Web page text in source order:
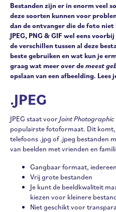
Bestanden zijn er in enorm veel
deze soorten kunnen voor
dan de ontvanger die de foto niet
JPEG, PNG & GIF wel eens
de verschillen tussen al deze
beste gebruiken en wat kun je
graag wat meer over demeest
opslaan van een afbeelding. Lees
.JPEG
JPEG staat voorJoint
populairste fotoformaat. Dit komt,
telefoons .jpg of .jpeg bestanden
van beelden met vrienden en
Gangbaar formaat,
Vrij grote bestanden
Je kunt de beeldkwaliteit
kiezen voor kleinere
Niet geschikt voor